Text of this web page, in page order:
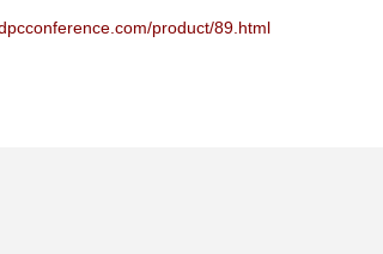
product/89.html